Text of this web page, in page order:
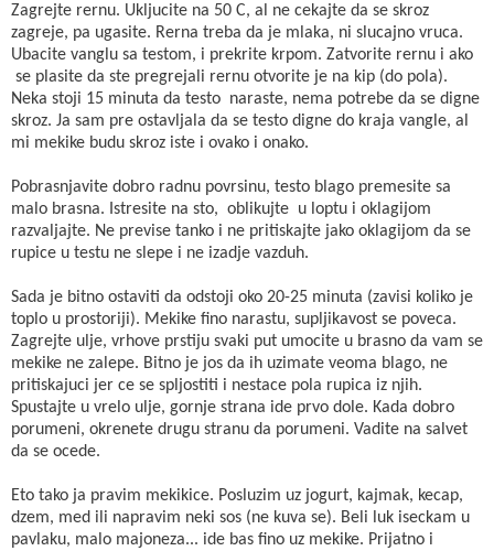
Zagrejte rernu. Ukljucite na 50 C, al ne cekajte da se skroz
zagreje, pa ugasite. Rerna treba da je mlaka, ni slucajno vruca.
Ubacite vanglu sa testom, i prekrite krpom. Zatvorite rernu i ako
se plasite da ste pregrejali rernu otvorite je na kip (do pola).
Neka stoji 15 minuta da testo naraste, nema potrebe da se digne
skroz. Ja sam pre ostavljala da se testo digne do kraja vangle, al
mi mekike budu skroz iste i ovako i onako.
Pobrasnjavite dobro radnu povrsinu, testo blago premesite sa
malo brasna. Istresite na sto, oblikujte u loptu i oklagijom
razvaljajte. Ne previse tanko i ne pritiskajte jako oklagijom da se
rupice u testu ne slepe i ne izadje vazduh.
Sada je bitno ostaviti da odstoji oko 20-25 minuta (zavisi koliko je
toplo u prostoriji). Mekike fino narastu, supljikavost se poveca.
Zagrejte ulje, vrhove prstiju svaki put umocite u brasno da vam se
mekike ne zalepe. Bitno je jos da ih uzimate veoma blago, ne
pritiskajuci jer ce se spljostiti i nestace pola rupica iz njih.
Spustajte u vrelo ulje, gornje strana ide prvo dole. Kada dobro
porumeni, okrenete drugu stranu da porumeni. Vadite na salvet
da se ocede.
Eto tako ja pravim mekikice. Posluzim uz jogurt, kajmak, kecap,
dzem, med ili napravim neki sos (ne kuva se). Beli luk iseckam u
pavlaku, malo majoneza... ide bas fino uz mekike. Prijatno i